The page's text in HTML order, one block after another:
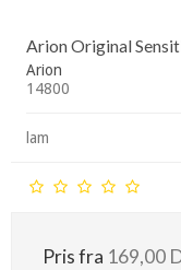
Arion Original
Arion
14800
lam
Pris fra 169,00